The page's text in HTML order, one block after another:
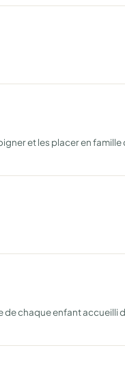
et les placer en
chaque enfant accueilli